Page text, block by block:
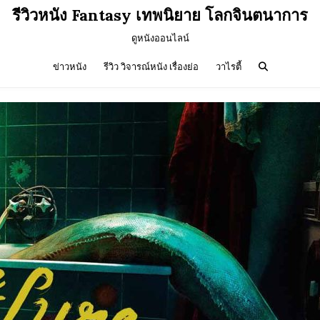
รีวิวหนัง Fantasy เทพนิยาย โลกจินตนาการ
ดูหนังออนไลน์
ข่าวหนัง รีวิว วิจารณ์หนัง เรื่องย่อ วาไรตี้